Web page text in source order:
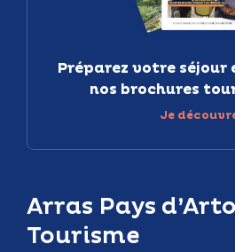
Arras Pays
Tourisme
Préparez votre séjour
nos brochures
Je